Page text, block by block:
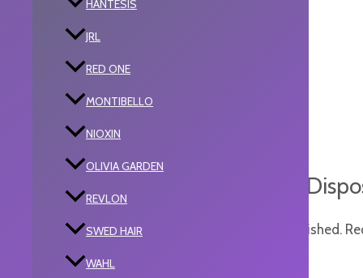
HANTESIS
JRL
RED ONE
MONTIBELLO
NIOXIN
OLIVIA GARDEN
REVLON
SWED HAIR
WAHL
Reviews
Be the first to review
Your email address will not be published.
Your rating